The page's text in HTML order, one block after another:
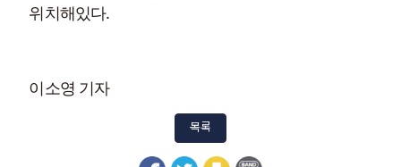
위치해있다.
이소영 기자
목록